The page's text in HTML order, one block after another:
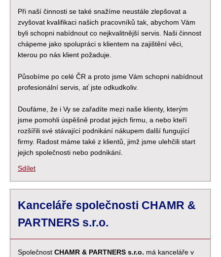
Při naší činnosti se také snažíme neustále zlepšovat a
zvyšovat kvalifikaci našich pracovníků tak, abychom Vám
byli schopni nabídnout co nejkvalitnější servis. Naši činnost
chápeme jako spolupráci s klientem na zajištění věci,
kterou po nás klient požaduje.
Působíme po celé ČR a proto jsme Vám schopni nabídnout
profesionální servis, ať jste odkudkoliv.
Doufáme, že i Vy se zařadíte mezi naše klienty, kterým
jsme pomohli úspěšně prodat jejich firmu, a nebo kteří
rozšířili své stávající podnikání nákupem další fungující
firmy. Radost máme také z klientů, jimž jsme ulehčili start
jejich společnosti nebo podnikání.
Sdílet
Kanceláře společnosti CHAMR &
PARTNERS s.r.o.
Společnost CHAMR & PARTNERS s.r.o. má kanceláře v